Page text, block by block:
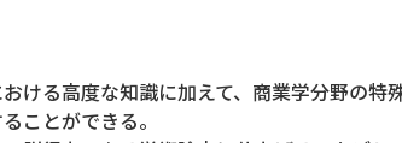
ける高度な知識に加えて、商業学分野の特
ことができる。